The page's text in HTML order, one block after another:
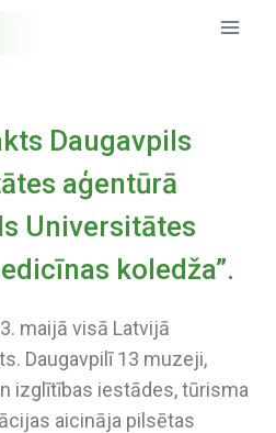
Daugavpils
aģentūrā
Universitātes
koledža”.
maijā visā Latvijā
Daugavpilī 13 muzeji,
izglītības iestādes, tūrisma
aicināja pilsētas